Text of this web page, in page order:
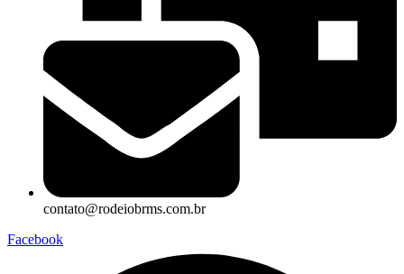
contato@rodeiobrms.com.br
Facebook